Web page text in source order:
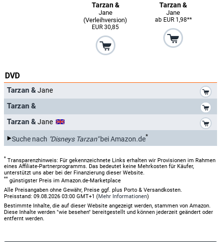
Tarzan &
Jane
(Verleihversion)
EUR 30,85
Tarzan &
Jane
ab EUR 1,98**
DVD
Tarzan &Jane
Tarzan &
Tarzan &Jane
Suche nach "Disneys Tarzan"bei Amazon.de*
* Transparenzhinweis: Für gekennzeichnete Links erhalten wir Provisionen im Rahmen
eines Affiliate-Partnerprogramms. Das bedeutet keine Mehrkosten für Käufer,
unterstützt uns aber bei der Finanzierung dieser Website.
** günstigster Preis im Amazon.de-Marketplace
Alle Preisangaben ohne Gewähr, Preise ggf. plus Porto & Versandkosten.
Preisstand: 09.08.2026 03:00 GMT+1 (Mehr Informationen)
Bestimmte Inhalte, die auf dieser Website angezeigt werden, stammen von Amazon.
Diese Inhalte werden "wie besehen" bereitgestellt und können jederzeit geändert oder
entfernt werden.